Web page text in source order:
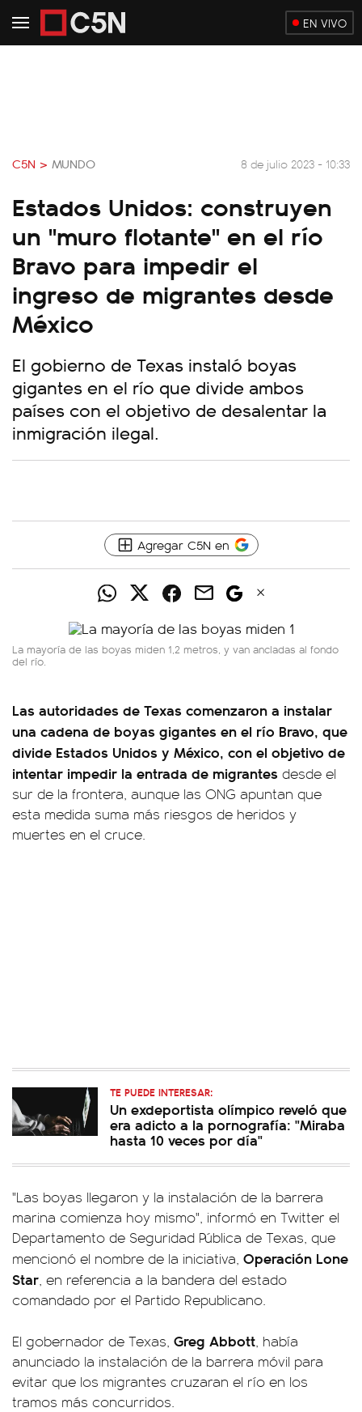
EN VIVO
C5N > MUNDO 8 de julio 2023 - 10:33
Estados Unidos: construyen
un "muro flotante" en el río
Bravo para impedir el
ingreso de migrantes desde
México
El gobierno de Texas instaló boyas
gigantes en el río que divide ambos
países con el objetivo de desalentar la
inmigración ilegal.
Agregar C5N en
La mayoría de las boyas miden 1,2 metros, y van ancladas al fondo
del río.
Las autoridades de Texas comenzaron a instalar
una cadena de boyas gigantes en el río Bravo, que
divide Estados Unidos y México, con el objetivo de
intentar impedir la entrada de migrantes desde el
sur de la frontera, aunque las ONG apuntan que
esta medida suma más riesgos de heridos y
muertes en el cruce.
TE PUEDE INTERESAR:
Un exdeportista olímpico reveló que
era adicto a la pornografía: "Miraba
hasta 10 veces por día"
"Las boyas llegaron y la instalación de la barrera
marina comienza hoy mismo", informó en Twitter el
Departamento de Seguridad Pública de Texas, que
mencionó el nombre de la iniciativa, Operación Lone
Star, en referencia a la bandera del estado
comandado por el Partido Republicano.
El gobernador de Texas, Greg Abbott, había
anunciado la instalación de la barrera móvil para
evitar que los migrantes cruzaran el río en los
tramos más concurridos.